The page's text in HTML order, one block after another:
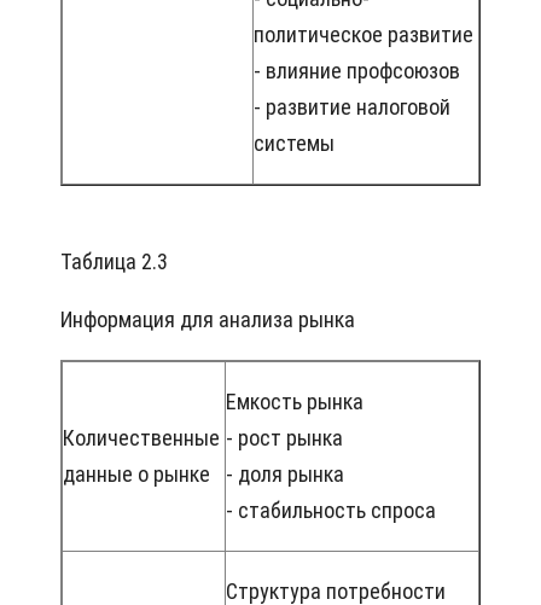
политическое развитие
- влияние профсоюзов
- развитие налоговой
системы
Таблица 2.3
Информация для анализа рынка
Количественные
данные о рынке
Емкость рынка
- рост рынка
- доля рынка
- стабильность спроса
Структура потребности